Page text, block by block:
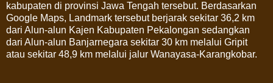
kabupaten di provinsi Jawa Tengah tersebut. Berdasarkan
Google Maps, Landmark tersebut berjarak sekitar 36,2 km
dari Alun-alun Kajen Kabupaten Pekalongan sedangkan
dari Alun-alun Banjarnegara sekitar 30 km melalui Gripit
atau sekitar 48,9 km melalui jalur Wanayasa-Karangkobar.